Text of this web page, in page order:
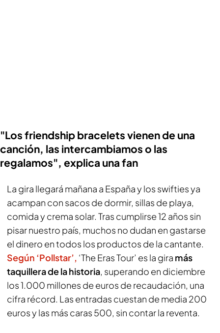
"Los friendship bracelets vienen de una
canción, las intercambiamos o las
regalamos", explica una fan
La gira llegará mañana a España y los swifties ya
acampan con sacos de dormir, sillas de playa,
comida y crema solar. Tras cumplirse 12 años sin
pisar nuestro país, muchos no dudan en gastarse
el dinero en todos los productos de la cantante.
Según ‘Pollstar’, ‘The Eras Tour’ es la gira más
taquillera de la historia, superando en diciembre
los 1.000 millones de euros de recaudación, una
cifra récord. Las entradas cuestan de media 200
euros y las más caras 500, sin contar la reventa.